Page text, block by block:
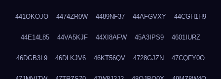
441OKOJO 4474ZR0W 4489NF37 44AFGVXY 44CGH1H9
44E14L85 44VA5KJF 44XI8AFW 45A3IPS9 4601IURZ
46DGB3L9 46DLKJV6 46KT56QV 4728GJZN 47CQFY0O